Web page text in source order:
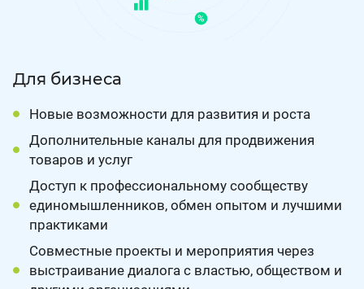
Для бизнеса
Новые возможности для развития и роста
Дополнительные каналы для продвижения
товаров и услуг
Доступ к профессиональному сообществу
единомышленников, обмен опытом и лучшими
практиками
Совместные проекты и мероприятия через
выстраивание диалога с властью, обществом и